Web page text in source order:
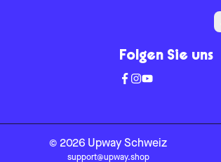
Folgen Sie uns
© 2026 Upway Schweiz
support@upway.shop